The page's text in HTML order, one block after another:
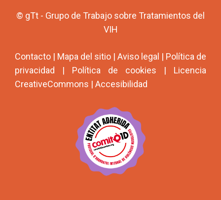
© gTt - Grupo de Trabajo sobre Tratamientos del
VIH
Contacto | Mapa del sitio | Aviso legal | Política de
privacidad | Política de cookies | Licencia
CreativeCommons | Accesibilidad